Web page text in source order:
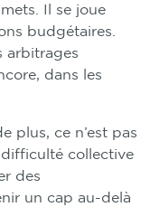
Il se joue
budgétaires.
arbitrages
dans les
plus, ce n’est pas
difficulté collective
des
un cap au-delà